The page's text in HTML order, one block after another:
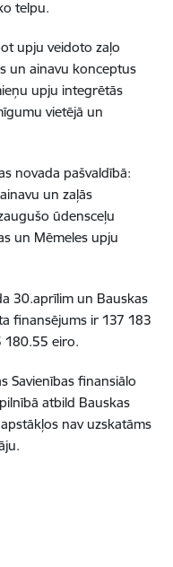
telpu.
upju veidoto zaļo
un ainavu konceptus
upju integrētās
vietējā un
novada pašvaldībā:
un zaļās
ūdensceļu
un Mēmeles upju
30.aprīlim un Bauskas
finansējums ir 137 183
180.55 eiro.
Savienības finansiālo
atbild Bauskas
nav uzskatāms